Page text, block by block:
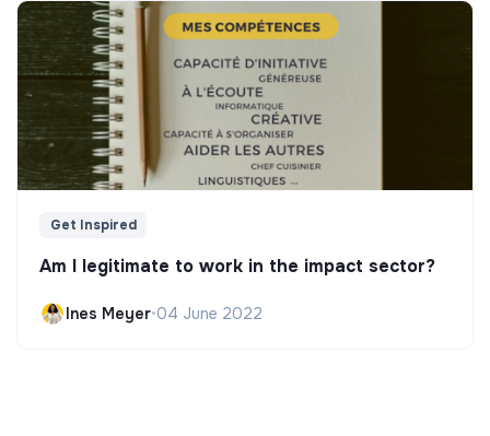
Get Inspired
Am I legitimate to work in the impact sector?
Ines Meyer•04 June 2022